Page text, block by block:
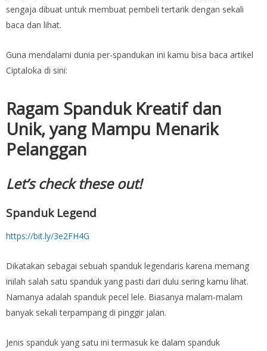
sengaja dibuat untuk membuat pembeli tertarik dengan sekali
baca dan lihat.
Guna mendalami dunia per-spandukan ini kamu bisa baca artikel
Ciptaloka di sini:
Ragam Spanduk Kreatif dan
Unik, yang Mampu Menarik
Pelanggan
Let’s check these out!
Spanduk Legend
https://bit.ly/3e2FH4G
Dikatakan sebagai sebuah spanduk legendaris karena memang
inilah salah satu spanduk yang pasti dari dulu sering kamu lihat.
Namanya adalah spanduk pecel lele. Biasanya malam-malam
banyak sekali terpampang di pinggir jalan.
Jenis spanduk yang satu ini termasuk ke dalam spanduk